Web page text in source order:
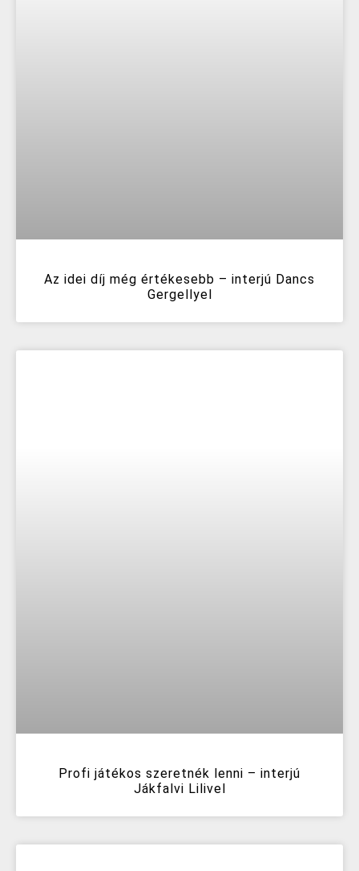
Az idei díj még értékesebb – interjú Dancs
Gergellyel
Profi játékos szeretnék lenni – interjú
Jákfalvi Lilivel